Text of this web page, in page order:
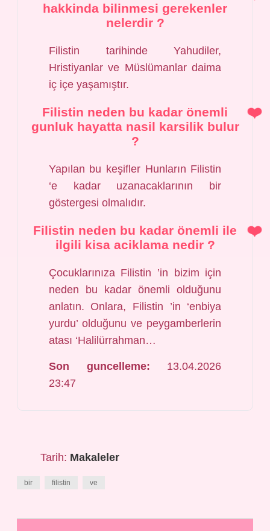
hakkinda bilinmesi gerekenler
nelerdir ?
Filistin tarihinde Yahudiler,
Hristiyanlar ve Müslümanlar daima
iç içe yaşamıştır.
Filistin neden bu kadar önemli
gunluk hayatta nasil karsilik bulur
?
Yapılan bu keşifler Hunların Filistin
‘e kadar uzanacaklarının bir
göstergesi olmalıdır.
Filistin neden bu kadar önemli ile
ilgili kisa aciklama nedir ?
Çocuklarınıza Filistin ’in bizim için
neden bu kadar önemli olduğunu
anlatın. Onlara, Filistin ’in ‘enbiya
yurdu’ olduğunu ve peygamberlerin
atası ‘Halilürrahman…
Son guncelleme: 13.04.2026
23:47
Tarih: Makaleler
bir filistin ve